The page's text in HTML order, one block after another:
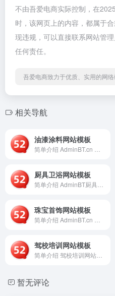
不由吾爱电商实际控制，在
时，该网页上的内容，都属于
现违规，可以直接联系网站管
任何责任。
吾爱电商致力于优质、实用的网
相关导航
油漆涂料网站模板
厨具卫浴网站模板
珠宝首饰网站模板
驾校培训网站模板
暂无评论